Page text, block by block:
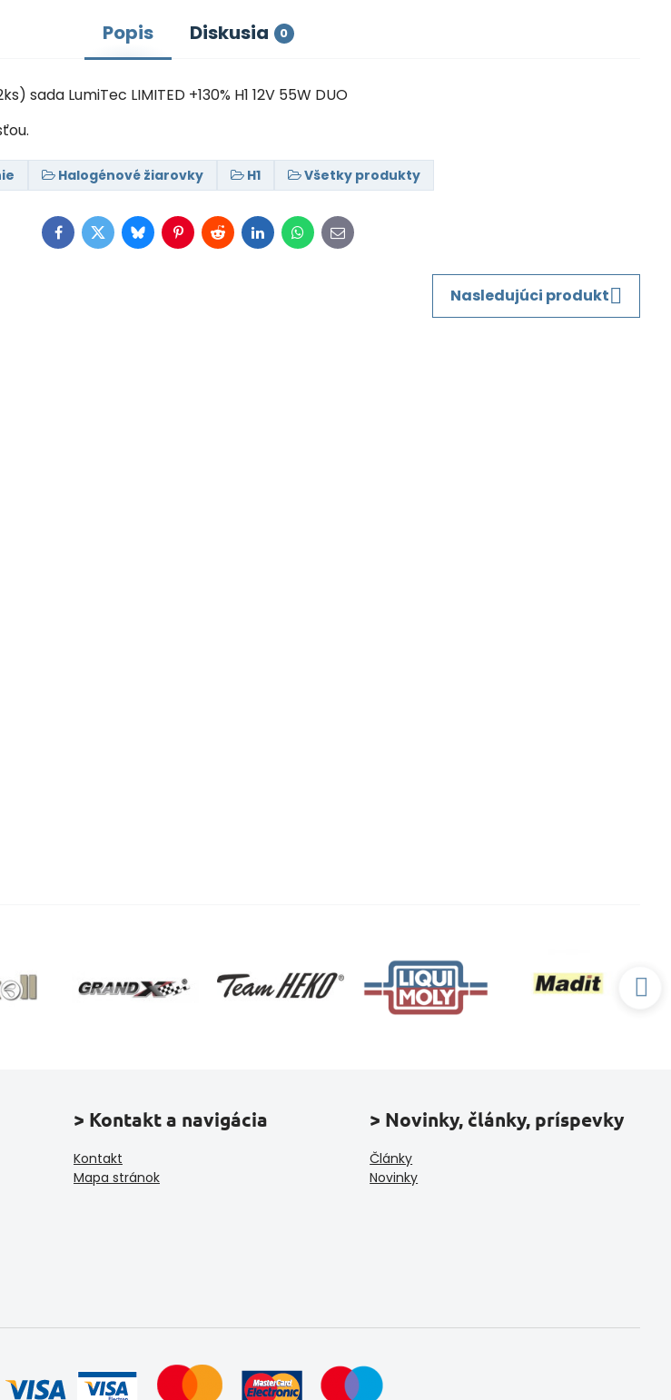
Popis Diskusia 0
sada LumiTec LIMITED +130% H1 12V 55W DUO
Halogénové žiarovky H1 Všetky produkty
Facebook
TwitterBlueskyPinterest
RedditLinkedInWhatsApp
E-
mail
Nasledujúci produkt
> Kontakt a navigácia
Kontakt
Mapa stránok
> Novinky, články, príspevky
Články
Novinky